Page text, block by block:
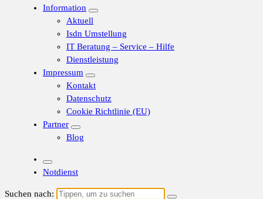
Information
Aktuell
Isdn Umstellung
IT Beratung – Service – Hilfe
Dienstleistung
Impressum
Kontakt
Datenschutz
Cookie Richtlinie (EU)
Partner
Blog
Notdienst
Suchen nach: